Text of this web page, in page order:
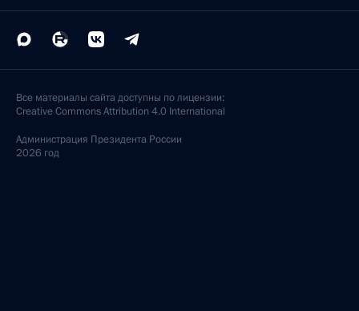
Все материалы сайта доступны по лицензии:
Creative Commons Attribution 4.0 International
Администрация Президента России
2026 год